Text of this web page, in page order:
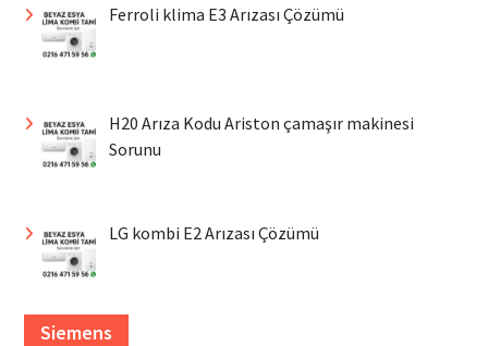
Ferroli klima E3 Arızası Çözümü
H20 Arıza Kodu Ariston çamaşır makinesi
Sorunu
LG kombi E2 Arızası Çözümü
Siemens